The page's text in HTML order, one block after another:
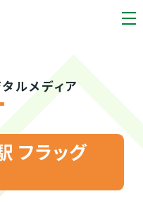
ルメディア
フラッグ